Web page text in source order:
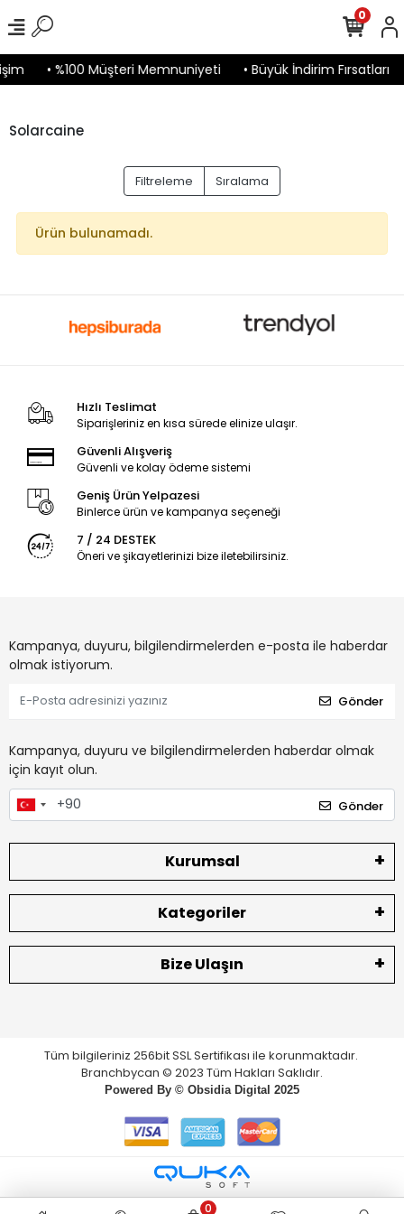
• %100 Müşteri Memnuniyeti • Büyük İndirim Fırsatları
0
Solarcaine
Filtreleme Sıralama
Ürün bulunamadı.
Hızlı Teslimat
Siparişleriniz en kısa sürede elinize ulaşır.
Güvenli Alışveriş
Güvenli ve kolay ödeme sistemi
Geniş Ürün Yelpazesi
Binlerce ürün ve kampanya seçeneği
7 / 24 DESTEK
Öneri ve şikayetlerinizi bize iletebilirsiniz.
Kampanya, duyuru, bilgilendirmelerden e-posta ile haberdar
olmak istiyorum.
Gönder
Kampanya, duyuru ve bilgilendirmelerden haberdar olmak
için kayıt olun.
Gönder
Kurumsal
Kategoriler
Bize Ulaşın
Tüm bilgileriniz 256bit SSL Sertifikası ile korunmaktadır.
Branchbycan © 2023 Tüm Hakları Saklıdır.
Powered By © Obsidia Digital 2025
0